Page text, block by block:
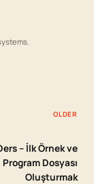
OLDER
– İlk Örnek ve
Program Dosyası
Oluşturmak